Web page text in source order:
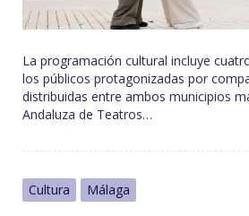
La programación cultural incluye
los públicos protagonizadas por
distribuidas entre ambos municipios
Andaluza de Teatros…
Cultura Málaga